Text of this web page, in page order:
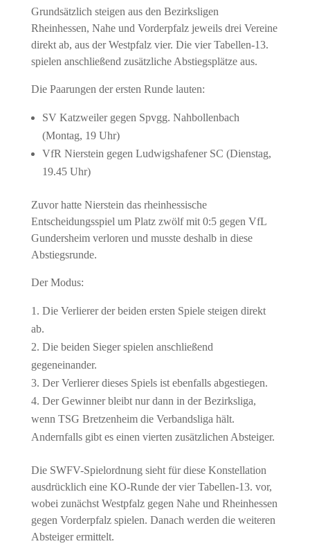
Grundsätzlich steigen aus den Bezirksligen
Rheinhessen, Nahe und Vorderpfalz jeweils drei Vereine
direkt ab, aus der Westpfalz vier. Die vier Tabellen-13.
spielen anschließend zusätzliche Abstiegsplätze aus.
Die Paarungen der ersten Runde lauten:
SV Katzweilergegen Spvgg. Nahbollenbach
(Montag, 19 Uhr)
VfR Nierstein gegen Ludwigshafener SC (Dienstag,
19.45 Uhr)
Zuvor hatte Nierstein das rheinhessische
Entscheidungsspiel um Platz zwölf mit 0:5 gegen VfL
Gundersheimverloren und musste deshalb in diese
Abstiegsrunde.
Der Modus:
Die Verlierer der beiden ersten Spiele steigen direkt
ab.
Die beiden Sieger spielen anschließend
gegeneinander.
Der Verlierer dieses Spiels ist ebenfalls abgestiegen.
Der Gewinner bleibt nur dann in der Bezirksliga,
wenn TSG Bretzenheimdie Verbandsliga hält.
Andernfalls gibt es einen vierten zusätzlichen Absteiger.
Die SWFV-Spielordnung sieht für diese Konstellation
ausdrücklich eine KO-Runde der vier Tabellen-13. vor,
wobei zunächst Westpfalz gegen Nahe und Rheinhessen
gegen Vorderpfalz spielen. Danach werden die weiteren
Absteiger ermittelt.